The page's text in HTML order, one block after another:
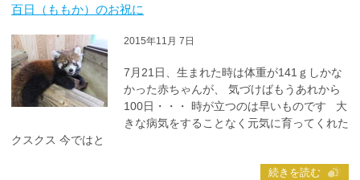
百日（ももか）のお祝に
2015年11月 7日
7月21日、生まれた時は体重が141ｇしかな
かった赤ちゃんが、 気づけばもうあれから
100日・・・ 時が立つのは早いものです 大
きな病気をすることなく元気に育ってくれた
クスクス 今ではと
続きを読む